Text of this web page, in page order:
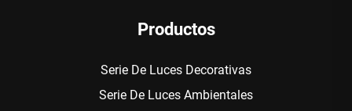
Productos
Serie De Luces Decorativas
Serie De Luces Ambientales